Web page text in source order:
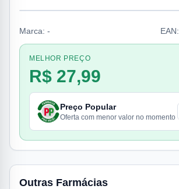
Marca: - EAN:
MELHOR PREÇO
R$ 27,99
Preço Popular
Oferta com menor valor no momento
Outras Farmácias